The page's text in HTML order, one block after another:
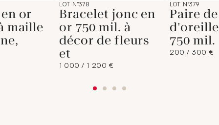
or
maille
LOT N°378
Bracelet jonc en
or 750 mil. à
décor de fleurs
et
1 000 / 1 200 €
LOT N°379
Paire
750
200 / 300 €